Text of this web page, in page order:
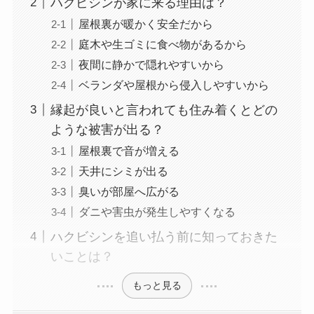
屋根裏が暖かく安全だから
庭木や生ゴミに食べ物があるから
夜間に静かで隠れやすいから
ベランダや屋根から侵入しやすいから
縁起が良いと言われても住み着くとどの
ような被害が出る？
屋根裏で音が増える
天井にシミが出る
臭いが部屋へ広がる
ダニや害虫が発生しやすくなる
ハクビシンを追い払う前に知っておきた
いことは？
もっと見る